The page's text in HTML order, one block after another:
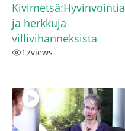
Kivimetsä:Hyvinvointia
ja herkkuja
villivihanneksista
17views